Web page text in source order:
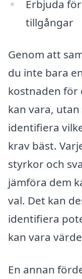
Erbjuda
tillgångar
Genom att
du inte bara
kostnaden för
kan vara,
identifiera
krav bäst.
styrkor och
jämföra dem
val. Det kan
identifiera
kan vara
En annan